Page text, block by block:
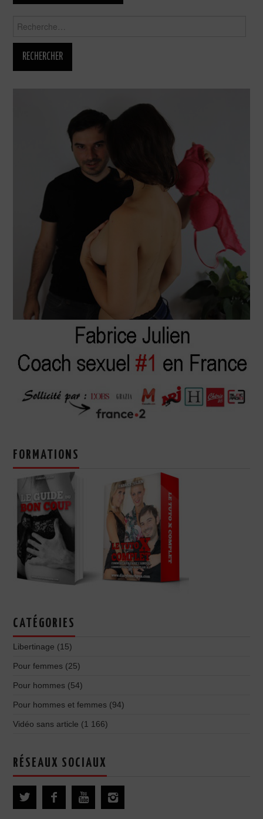
Rechercher :
FORMATIONS
CATÉGORIES
Libertinage (15)
Pour femmes (25)
Pour hommes (54)
Pour hommes et femmes (94)
Vidéo sans article (1 166)
RÉSEAUX SOCIAUX